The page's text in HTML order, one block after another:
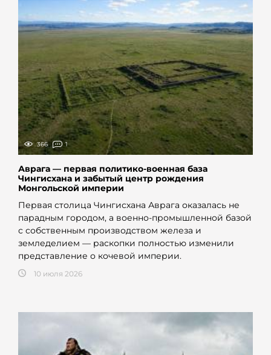
366 1
Аврага — первая политико-военная база
Чингисхана и забытый центр рождения
Монгольской империи
Первая столица Чингисхана Аврага оказалась не
парадным городом, а военно-промышленной базой
с собственным производством железа и
земледелием — раскопки полностью изменили
представление о кочевой империи.
10 июля 2026